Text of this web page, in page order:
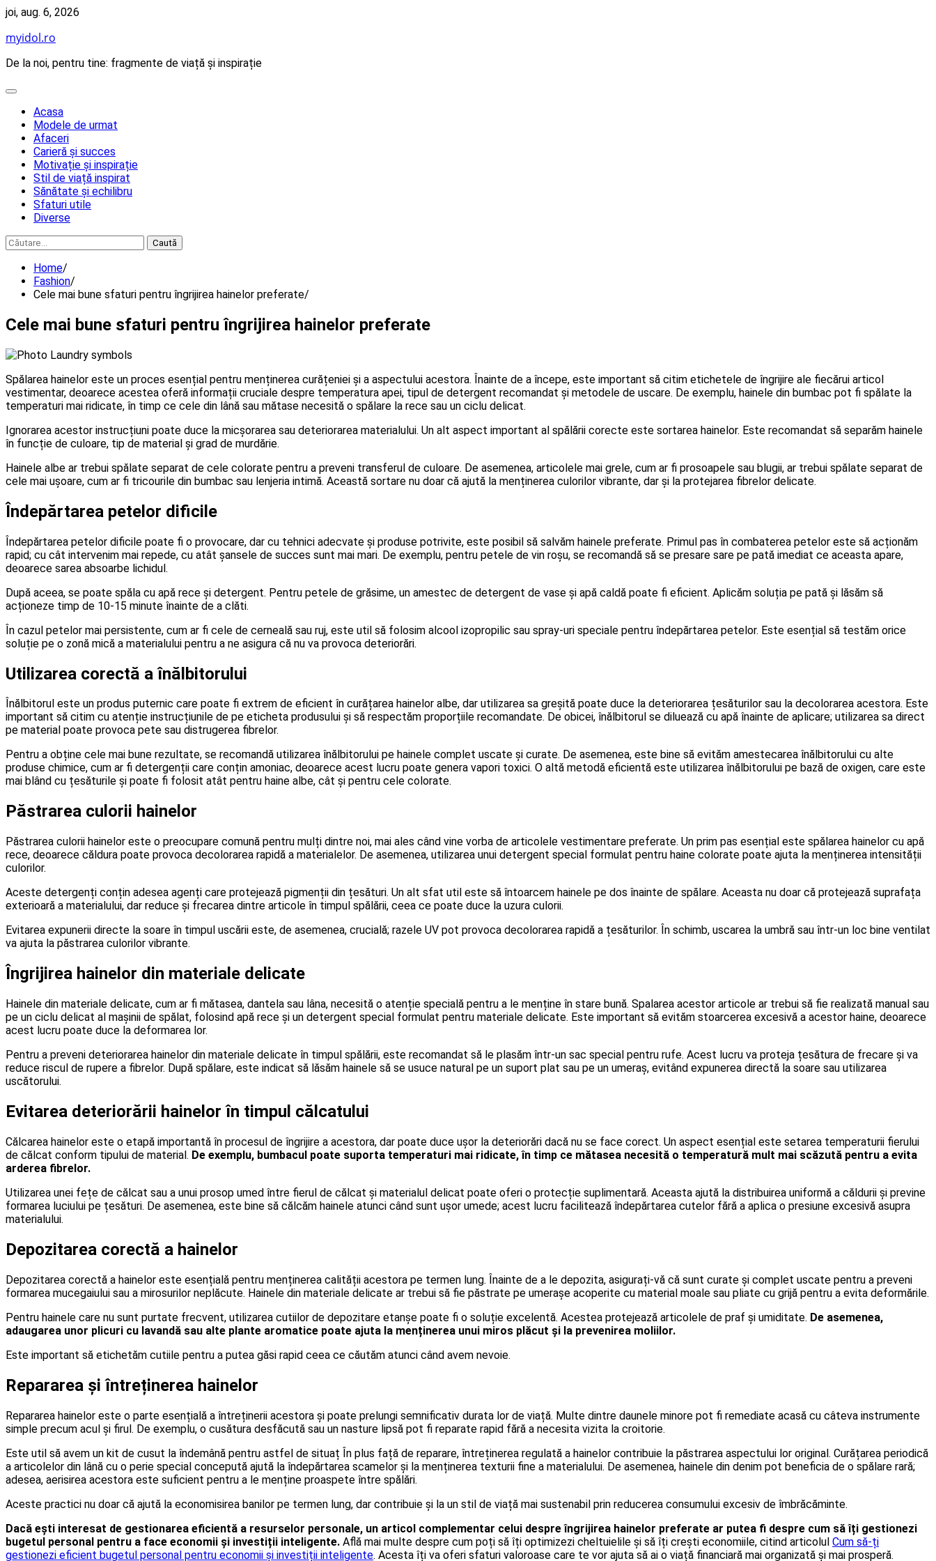
Skip
content
joi, aug. 6, 2026
myidol.ro
De la noi, pentru tine: fragmente de viață și inspirație
Acasa
Modele de urmat
Afaceri
Carieră și succes
Motivație și inspirație
Stil de viață inspirat
Sănătate și echilibru
Sfaturi utile
Diverse
Caută
după:
Home
Fashion
Cele mai bune sfaturi pentru îngrijirea hainelor preferate
Cele mai bune sfaturi pentru îngrijirea hainelor preferate
Spălarea hainelor este un proces esențial pentru menținerea curățeniei și a aspectului acestora. Înainte de a începe, este important să citim etichetele de îngrijire ale fiecărui articol
vestimentar, deoarece acestea oferă informații cruciale despre temperatura apei, tipul de detergent recomandat și metodele de uscare. De exemplu, hainele din bumbac pot fi spălate la
temperaturi mai ridicate, în timp ce cele din lână sau mătase necesită o spălare la rece sau un ciclu delicat.
Ignorarea acestor instrucțiuni poate duce la micșorarea sau deteriorarea materialului. Un alt aspect important al spălării corecte este sortarea hainelor. Este recomandat să separăm hainele
în funcție de culoare, tip de material și grad de murdărie.
Hainele albe ar trebui spălate separat de cele colorate pentru a preveni transferul de culoare. De asemenea, articolele mai grele, cum ar fi prosoapele sau blugii, ar trebui spălate separat de
cele mai ușoare, cum ar fi tricourile din bumbac sau lenjeria intimă. Această sortare nu doar că ajută la menținerea culorilor vibrante, dar și la protejarea fibrelor delicate.
Îndepărtarea petelor dificile
Îndepărtarea petelor dificile poate fi o provocare, dar cu tehnici adecvate și produse potrivite, este posibil să salvăm hainele preferate. Primul pas în combaterea petelor este să acționăm
rapid; cu cât intervenim mai repede, cu atât șansele de succes sunt mai mari. De exemplu, pentru petele de vin roșu, se recomandă să se presare sare pe pată imediat ce aceasta apare,
deoarece sarea absoarbe lichidul.
După aceea, se poate spăla cu apă rece și detergent. Pentru petele de grăsime, un amestec de detergent de vase și apă caldă poate fi eficient. Aplicăm soluția pe pată și lăsăm să
acționeze timp de 10-15 minute înainte de a clăti.
În cazul petelor mai persistente, cum ar fi cele de cerneală sau ruj, este util să folosim alcool izopropilic sau spray-uri speciale pentru îndepărtarea petelor. Este esențial să testăm orice
soluție pe o zonă mică a materialului pentru a ne asigura că nu va provoca deteriorări.
Utilizarea corectă a înălbitorului
Înălbitorul este un produs puternic care poate fi extrem de eficient în curățarea hainelor albe, dar utilizarea sa greșită poate duce la deteriorarea țesăturilor sau la decolorarea acestora. Este
important să citim cu atenție instrucțiunile de pe eticheta produsului și să respectăm proporțiile recomandate. De obicei, înălbitorul se diluează cu apă înainte de aplicare; utilizarea sa direct
pe material poate provoca pete sau distrugerea fibrelor.
Pentru a obține cele mai bune rezultate, se recomandă utilizarea înălbitorului pe hainele complet uscate și curate. De asemenea, este bine să evităm amestecarea înălbitorului cu alte
produse chimice, cum ar fi detergenții care conțin amoniac, deoarece acest lucru poate genera vapori toxici. O altă metodă eficientă este utilizarea înălbitorului pe bază de oxigen, care este
mai blând cu țesăturile și poate fi folosit atât pentru haine albe, cât și pentru cele colorate.
Păstrarea culorii hainelor
Păstrarea culorii hainelor este o preocupare comună pentru mulți dintre noi, mai ales când vine vorba de articolele vestimentare preferate. Un prim pas esențial este spălarea hainelor cu apă
rece, deoarece căldura poate provoca decolorarea rapidă a materialelor. De asemenea, utilizarea unui detergent special formulat pentru haine colorate poate ajuta la menținerea intensității
culorilor.
Aceste detergenți conțin adesea agenți care protejează pigmenții din țesături. Un alt sfat util este să întoarcem hainele pe dos înainte de spălare. Aceasta nu doar că protejează suprafața
exterioară a materialului, dar reduce și frecarea dintre articole în timpul spălării, ceea ce poate duce la uzura culorii.
Evitarea expunerii directe la soare în timpul uscării este, de asemenea, crucială; razele UV pot provoca decolorarea rapidă a țesăturilor. În schimb, uscarea la umbră sau într-un loc bine ventilat
va ajuta la păstrarea culorilor vibrante.
Îngrijirea hainelor din materiale delicate
Hainele din materiale delicate, cum ar fi mătasea, dantela sau lâna, necesită o atenție specială pentru a le menține în stare bună. Spalarea acestor articole ar trebui să fie realizată manual sau
pe un ciclu delicat al mașinii de spălat, folosind apă rece și un detergent special formulat pentru materiale delicate. Este important să evităm stoarcerea excesivă a acestor haine, deoarece
acest lucru poate duce la deformarea lor.
Pentru a preveni deteriorarea hainelor din materiale delicate în timpul spălării, este recomandat să le plasăm într-un sac special pentru rufe. Acest lucru va proteja țesătura de frecare și va
reduce riscul de rupere a fibrelor. După spălare, este indicat să lăsăm hainele să se usuce natural pe un suport plat sau pe un umeraș, evitând expunerea directă la soare sau utilizarea
uscătorului.
Evitarea deteriorării hainelor în timpul călcatului
Călcarea hainelor este o etapă importantă în procesul de îngrijire a acestora, dar poate duce ușor la deteriorări dacă nu se face corect. Un aspect esențial este setarea temperaturii fierului
de călcat conform tipului de material. De exemplu, bumbacul poate suporta temperaturi mai ridicate, în timp ce mătasea necesită o temperatură mult mai scăzută pentru a evita
arderea fibrelor.
Utilizarea unei fețe de călcat sau a unui prosop umed între fierul de călcat și materialul delicat poate oferi o protecție suplimentară. Aceasta ajută la distribuirea uniformă a căldurii și previne
formarea luciului pe țesături. De asemenea, este bine să călcăm hainele atunci când sunt ușor umede; acest lucru facilitează îndepărtarea cutelor fără a aplica o presiune excesivă asupra
materialului.
Depozitarea corectă a hainelor
Depozitarea corectă a hainelor este esențială pentru menținerea calității acestora pe termen lung. Înainte de a le depozita, asigurați-vă că sunt curate și complet uscate pentru a preveni
formarea mucegaiului sau a mirosurilor neplăcute. Hainele din materiale delicate ar trebui să fie păstrate pe umerașe acoperite cu material moale sau pliate cu grijă pentru a evita deformările.
Pentru hainele care nu sunt purtate frecvent, utilizarea cutiilor de depozitare etanșe poate fi o soluție excelentă. Acestea protejează articolele de praf și umiditate. De asemenea,
adaugarea unor plicuri cu lavandă sau alte plante aromatice poate ajuta la menținerea unui miros plăcut și la prevenirea moliilor.
Este important să etichetăm cutiile pentru a putea găsi rapid ceea ce căutăm atunci când avem nevoie.
Repararea și întreținerea hainelor
Repararea hainelor este o parte esențială a întreținerii acestora și poate prelungi semnificativ durata lor de viață. Multe dintre daunele minore pot fi remediate acasă cu câteva instrumente
simple precum acul și firul. De exemplu, o cusătura desfăcută sau un nasture lipsă pot fi reparate rapid fără a necesita vizita la croitorie.
Este util să avem un kit de cusut la îndemână pentru astfel de situaț În plus față de reparare, întreținerea regulată a hainelor contribuie la păstrarea aspectului lor original. Curățarea periodică
a articolelor din lână cu o perie special concepută ajută la îndepărtarea scamelor și la menținerea texturii fine a materialului. De asemenea, hainele din denim pot beneficia de o spălare rară;
adesea, aerisirea acestora este suficient pentru a le menține proaspete între spălări.
Aceste practici nu doar că ajută la economisirea banilor pe termen lung, dar contribuie și la un stil de viață mai sustenabil prin reducerea consumului excesiv de îmbrăcăminte.
Dacă ești interesat de gestionarea eficientă a resurselor personale, un articol complementar celui despre îngrijirea hainelor preferate ar putea fi despre cum să îți gestionezi
bugetul personal pentru a face economii și investiții inteligente. Află mai multe despre cum poți să îți optimizezi cheltuielile și să îți crești economiile, citind articolul Cum să-ți
gestionezi eficient bugetul personal pentru economii și investiții inteligente. Acesta îți va oferi sfaturi valoroase care te vor ajuta să ai o viață financiară mai organizată și mai prosperă.